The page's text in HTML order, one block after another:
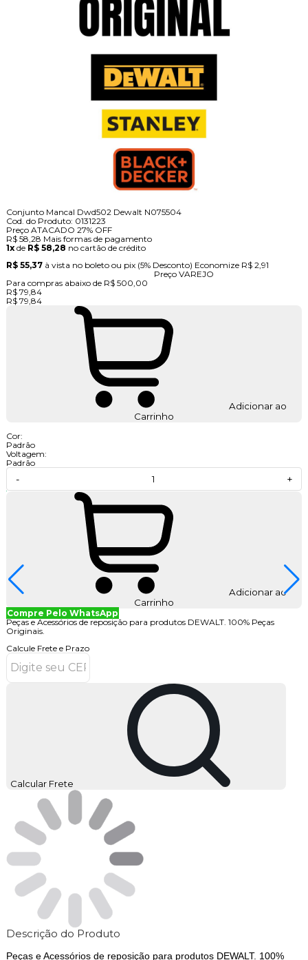
Conjunto Mancal Dwd502 Dewalt N075504
Cod. do Produto: 0131223
Preço ATACADO 27% OFF
R$ 58,28 Mais formas de pagamento
1xde R$ 58,28 no cartão de crédito
R$ 55,37 à vista no boleto ou pix (5% Desconto) Economize R$ 2,91
Preço VAREJO
Para compras abaixo de R$ 500,00
R$ 79,84
R$ 79,84
Adicionar ao
Carrinho
Cor:
Padrão
Voltagem:
Padrão
- +
Adicionar ao
Carrinho
Compre Pelo WhatsApp
Peças e Acessórios de reposição para produtos DEWALT. 100% Peças
Originais.
Calcule Frete e Prazo
Calcular Frete
Descrição do Produto
Peças e Acessórios de reposição para produtos DEWALT. 100%